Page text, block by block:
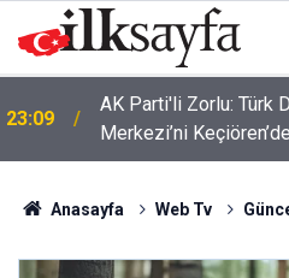
23:09
AK Parti'li Zorlu: Türk
Merkezi’ni
Anasayfa Web Tv